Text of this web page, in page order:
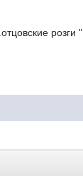
розги "